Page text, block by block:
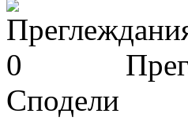
Сподели